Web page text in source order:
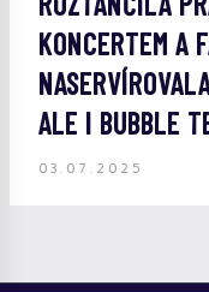
KONCERTEM A
ALE I BUBBLE
03.07.2025